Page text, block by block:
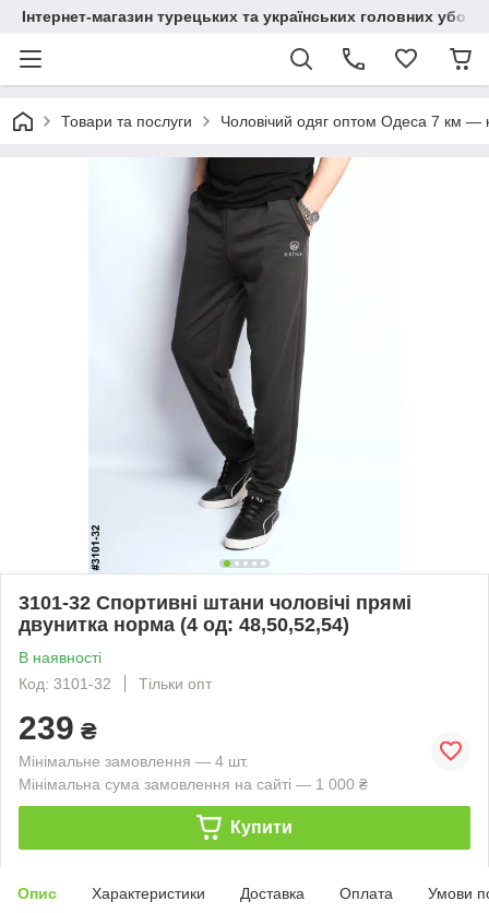
Інтернет-магазин турецьких та українських головних
Товари та послуги Чоловічий одяг оптом Одеса 7 км —
3101-32 Спортивні штани чоловічі прямі
двунитка норма (4 од: 48,50,52,54)
В наявності
Код: 3101-32
Тільки опт
239 ₴
Мінімальне замовлення — 4 шт.
Мінімальна сума замовлення на сайті — 1 000 ₴
Купити
Опис Характеристики Доставка Оплата Умови